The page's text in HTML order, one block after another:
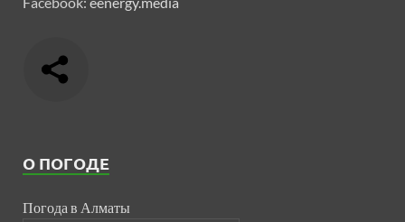
О ПОГОДЕ
Погода в Алматы